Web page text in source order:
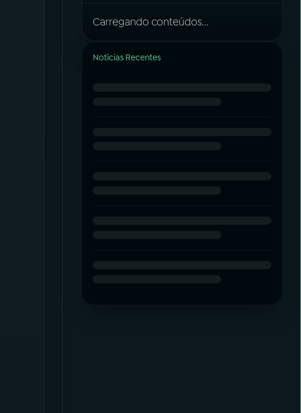
Carregando conteúdos...
Notícias Recentes